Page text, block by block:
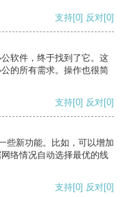
支持[0] 反对[0]
软件，终于找到了它。这
的所有需求。操作也很简
支持[0] 反对[0]
些新功能。比如，可以增加
络情况自动选择最优的线
支持[0] 反对[0]